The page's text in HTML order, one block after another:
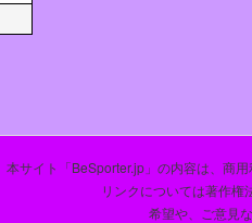
本サイト「BeSporter.jp」の内容は、商
リンクについては著作権
希望や、ご意見